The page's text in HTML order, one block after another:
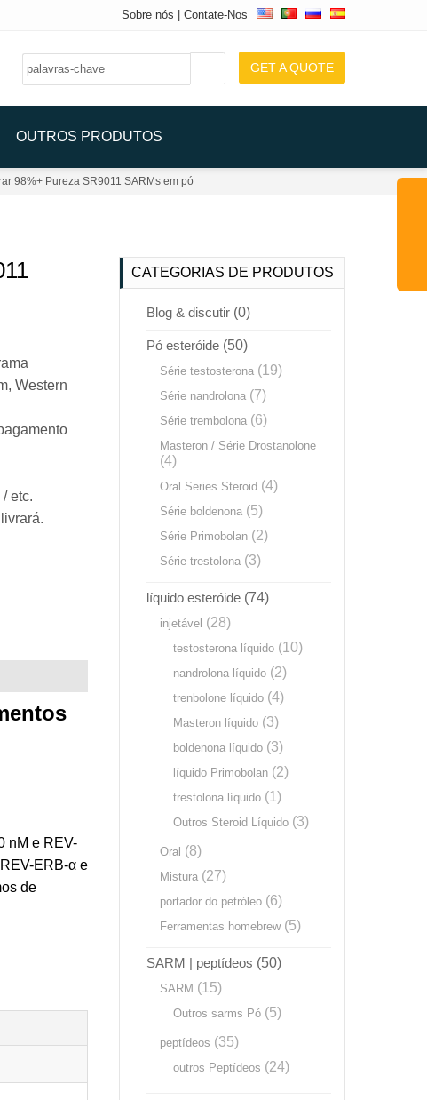
Sobre nós |Contate-Nos
GET A QUOTE
OUTROS PRODUTOS
98%+ Pureza SR9011 SARMs em pó
Western
etc.
nM e REV-
ERB-α e
de
CATEGORIAS DE PRODUTOS
Blog & discutir(0)
Pó esteróide(50)
Série testosterona(19)
Série nandrolona(7)
Série trembolona(6)
Masteron / Série Drostanolone
(4)
Oral Series Steroid(4)
Série boldenona(5)
Série Primobolan(2)
Série trestolona(3)
líquido esteróide(74)
injetável (28)
testosterona líquido(10)
nandrolona líquido(2)
trenbolone líquido(4)
Masteron líquido(3)
boldenona líquido(3)
líquido Primobolan(2)
trestolona líquido(1)
Outros Steroid Líquido(3)
Oral (8)
Mistura(27)
portador do petróleo(6)
Ferramentas homebrew(5)
SARM | peptídeos (50)
SARM (15)
Outros sarms Pó(5)
peptídeos (35)
outros Peptídeos (24)